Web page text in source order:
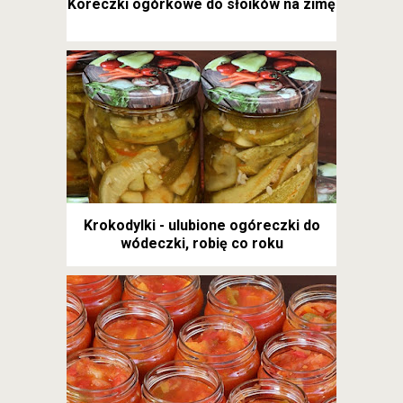
Koreczki ogórkowe do słoików na zimę
Krokodylki - ulubione ogóreczki do
wódeczki, robię co roku